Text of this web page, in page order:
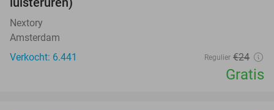
Nextory
Amsterdam
Verkocht: 6.441
Regulier €24
Gratis